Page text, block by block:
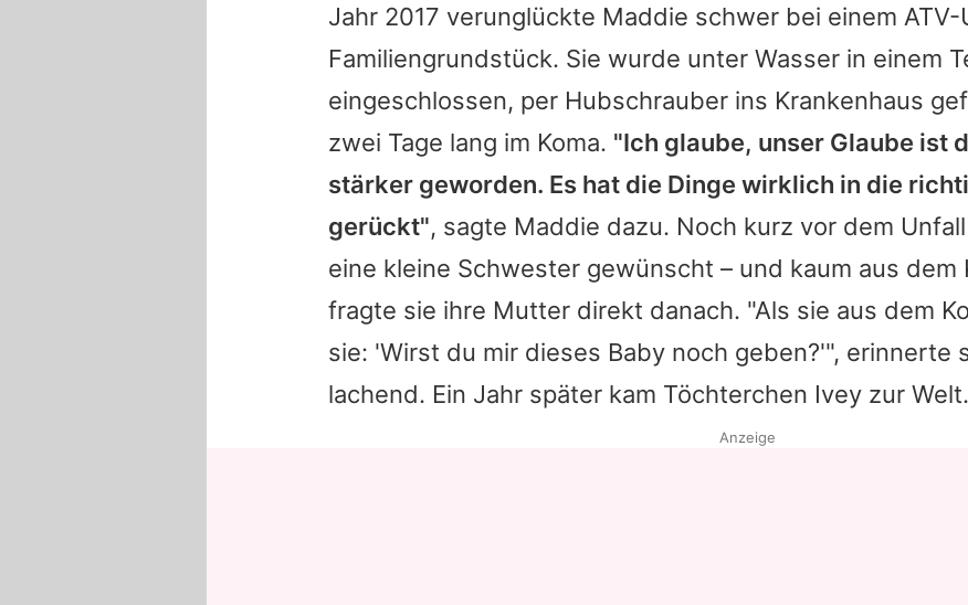
Jahr 2017 verunglückte Maddie schwer bei einem
Familiengrundstück. Sie wurde unter Wasser in einem
eingeschlossen, per Hubschrauber ins Krankenhaus
zwei Tage lang im Koma. "Ich glaube, unser Glaube ist
stärker geworden. Es hat die Dinge wirklich in die
gerückt", sagte Maddie dazu. Noch kurz vor dem
eine kleine Schwester gewünscht – und kaum aus dem
fragte sie ihre Mutter direkt danach. "Als sie aus dem
sie: 'Wirst du mir dieses Baby noch geben?'", erinnerte
lachend. Ein Jahr später kam Töchterchen Ivey zur Welt.
Anzeige